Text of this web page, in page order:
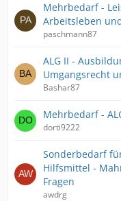
Mehrbedarf -
Arbeitsleben
paschmann87
ALG II -
Umgangsrecht
Bashar87
Mehrbedarf -
dorti9222
Sonderbedarf
Hilfsmittel -
Fragen
awdrg